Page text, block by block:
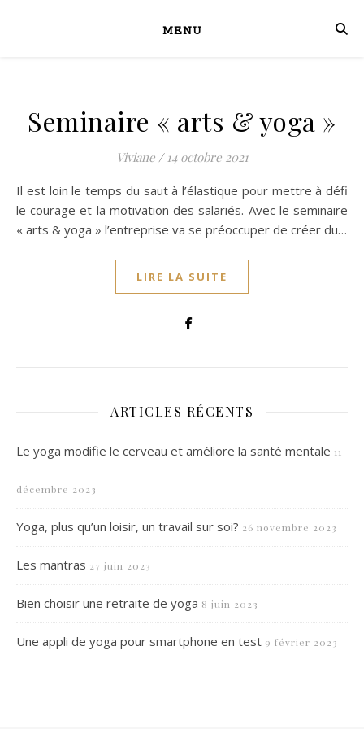
MENU
Seminaire « arts & yoga »
Viviane / 14 octobre 2021
Il est loin le temps du saut à l’élastique pour mettre à défi
le courage et la motivation des salariés. Avec le seminaire
« arts & yoga » l’entreprise va se préoccuper de créer du…
LIRE LA SUITE
ARTICLES RÉCENTS
Le yoga modifie le cerveau et améliore la santé mentale 11
décembre 2023
Yoga, plus qu’un loisir, un travail sur soi? 26 novembre 2023
Les mantras 27 juin 2023
Bien choisir une retraite de yoga 8 juin 2023
Une appli de yoga pour smartphone en test 9 février 2023